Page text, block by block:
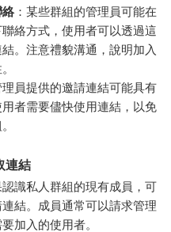
絡：某些群組的管理員可能在
絡方式，使用者可以透過這
。注意禮貌溝通，說明加入
理員提供的邀請連結可能具有
者需要儘快使用連結，以免
連結
認識私人群組的現有成員，可
結。成員通常可以請求管理
加入的使用者。